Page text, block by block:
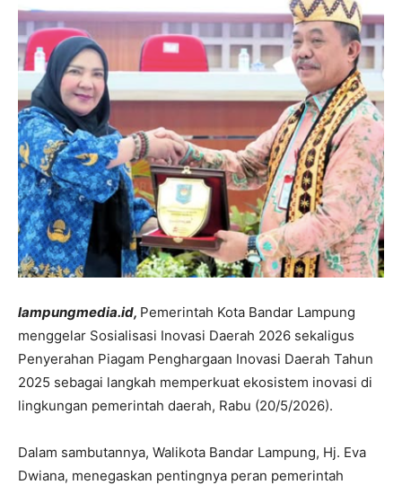
lampungmedia.id, Pemerintah Kota Bandar Lampung
menggelar Sosialisasi Inovasi Daerah 2026 sekaligus
Penyerahan Piagam Penghargaan Inovasi Daerah Tahun
2025 sebagai langkah memperkuat ekosistem inovasi di
lingkungan pemerintah daerah, Rabu (20/5/2026).
Dalam sambutannya, Walikota Bandar Lampung, Hj. Eva
Dwiana, menegaskan pentingnya peran pemerintah